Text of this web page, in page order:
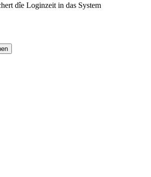
dîe Loginzeit in das System